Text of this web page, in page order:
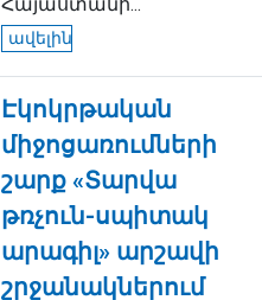
ավելին
Էկոկրթական
միջոցառումների
շարք «Տարվա
թռչուն-սպիտակ
արագիլ» արշավի
շրջանակներում